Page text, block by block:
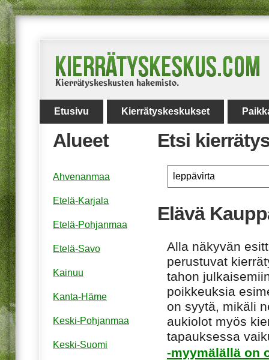
Etusivu Kierrätyskeskukset
Etsi
Elävä
Alla näkyvän
perustuvat
tahon
poikkeuksia
on syytä, mikäli
aukiolot myös
tapauksessa
-myymälällä on
Alueet
Ahvenanmaa
Etelä-Karjala
Etelä-Pohjanmaa
Etelä-Savo
Kainuu
Kanta-Häme
Keski-Pohjanmaa
Keski-Suomi